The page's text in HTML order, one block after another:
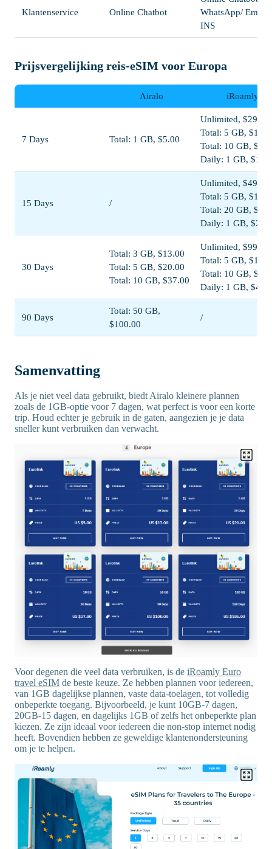
Klantenservice Online Chatbot
WhatsApp/ Email /
INS
Prijsvergelijking reis-eSIM voor Europa
Airalo iRoamly
7 Days Total: 1 GB, $5.00
Unlimited, $29.00
Total: 5 GB,
Total: 10 GB,
Daily: 1 GB,
15 Days /
Unlimited, $49.00
Total: 5 GB,
Total: 20 GB,
Daily: 1 GB,
30 Days
Total: 3 GB, $13.00
Total: 5 GB, $20.00
Total: 10 GB, $37.00
Unlimited, $99.00
Total: 5 GB,
Total: 10 GB,
Daily: 1 GB,
90 Days
Total: 50 GB,
$100.00
/
Samenvatting
Als je niet veel data gebruikt, biedt Airalo kleinere plannen
zoals de 1GB-optie voor 7 dagen, wat perfect is voor een korte
trip. Houd echter je gebruik in de gaten, aangezien je je data
sneller kunt verbruiken dan verwacht.
Voor degenen die veel data verbruiken, is de iRoamly Euro
travel eSIM de beste keuze. Ze hebben plannen voor iedereen,
van 1GB dagelijkse plannen, vaste data-toelagen, tot volledig
onbeperkte toegang. Bijvoorbeeld, je kunt 10GB-7 dagen,
20GB-15 dagen, en dagelijks 1GB of zelfs het onbeperkte plan
kiezen. Ze zijn ideaal voor iedereen die non-stop internet nodig
heeft. Bovendien hebben ze geweldige klantenondersteuning
om je te helpen.